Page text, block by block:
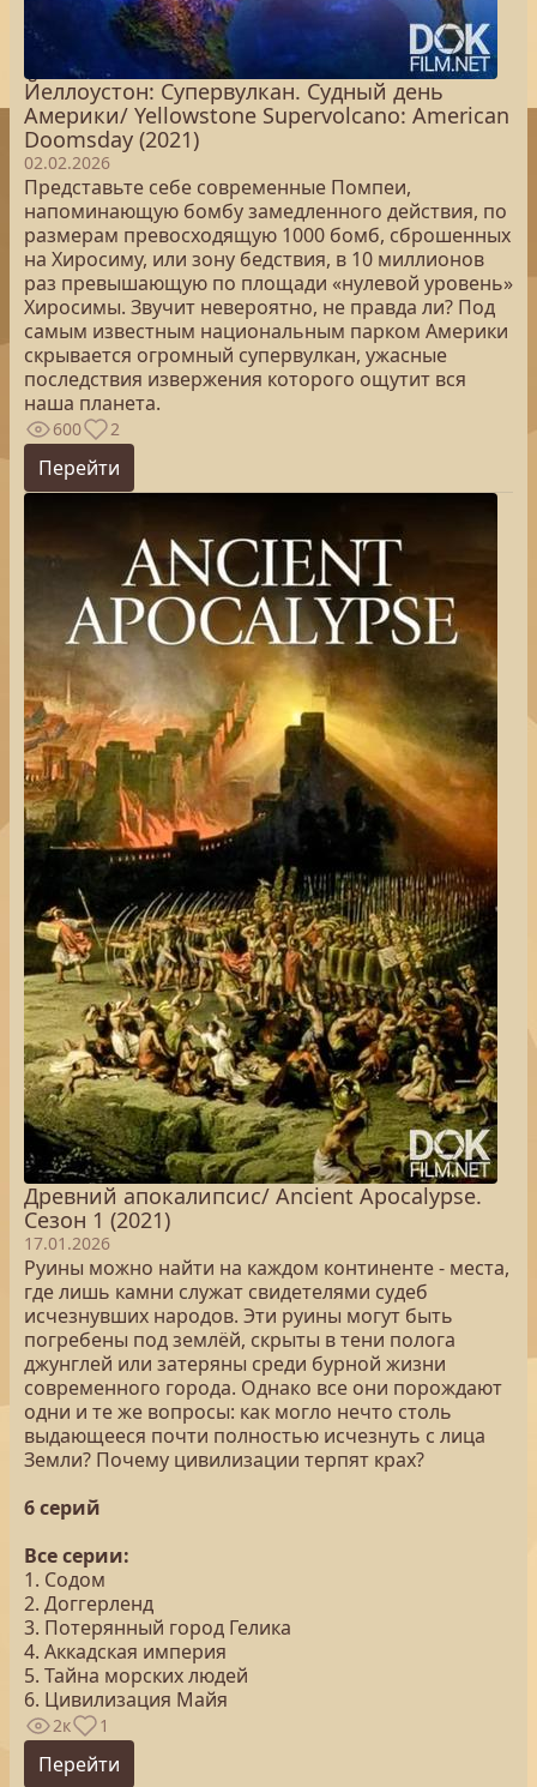
Йеллоустон: Супервулкан. Судный день
Америки/ Yellowstone Supervolcano: American
Doomsday (2021)
02.02.2026
Представьте себе современные Помпеи,
напоминающую бомбу замедленного действия, по
размерам превосходящую 1000 бомб, сброшенных
на Хиросиму, или зону бедствия, в 10 миллионов
раз превышающую по площади «нулевой уровень»
Хиросимы. Звучит невероятно, не правда ли? Под
самым известным национальным парком Америки
скрывается огромный супервулкан, ужасные
последствия извержения которого ощутит вся
наша планета.
600 2
Перейти
Древний апокалипсис/ Ancient Apocalypse.
Сезон 1 (2021)
17.01.2026
Руины можно найти на каждом континенте - места,
где лишь камни служат свидетелями судеб
исчезнувших народов. Эти руины могут быть
погребены под землёй, скрыты в тени полога
джунглей или затеряны среди бурной жизни
современного города. Однако все они порождают
одни и те же вопросы: как могло нечто столь
выдающееся почти полностью исчезнуть с лица
Земли? Почему цивилизации терпят крах?
6 серий
Все серии:
1. Содом
2. Доггерленд
3. Потерянный город Гелика
4. Аккадская империя
5. Тайна морских людей
6. Цивилизация Майя
2к 1
Перейти